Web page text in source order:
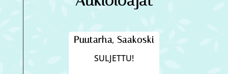
Puutarha, Saakoski
SULJETTU!